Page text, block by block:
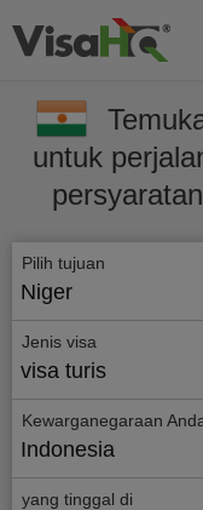
untuk
Pilih tujuan
Niger
Jenis visa
visa turis
Kewarganegaraan
Indonesia
yang tinggal di